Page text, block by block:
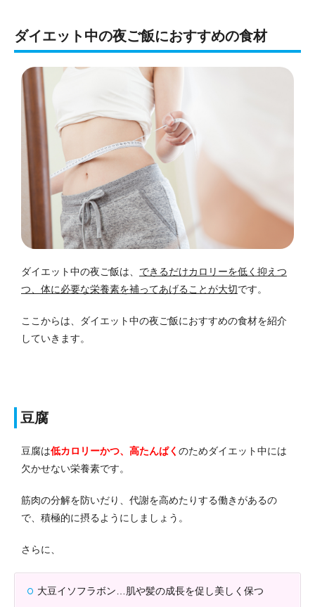
ダイエット中の夜ご飯におすすめの食材
ダイエット中の夜ご飯は、 できるだけカロリーを低く抑えつ
つ、体に必要な栄養素を補ってあげることが大切です。
ここからは、ダイエット中の夜ご飯におすすめの食材を紹介
していきます。
豆腐
豆腐は低カロリーかつ、高たんぱく のためダイエット中には
欠かせない栄養素です。
筋肉の分解を防いだり、代謝を高めたりする働きがあるの
で、積極的に摂るようにしましょう。
さらに、
大豆イソフラボン…肌や髪の成長を促し美しく保つ